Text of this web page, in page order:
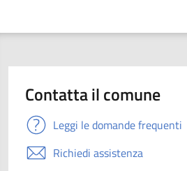
Contatta il comune
Leggi le domande frequenti
Richiedi assistenza